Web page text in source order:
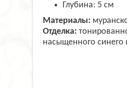
Глубина: 5 см
Материалы:
Отделка:
насыщенного синего